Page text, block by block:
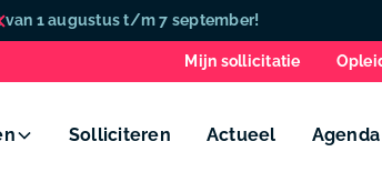
1 augustus t/m 7 september!
Mijn sollicitatie
Solliciteren Actueel Agenda